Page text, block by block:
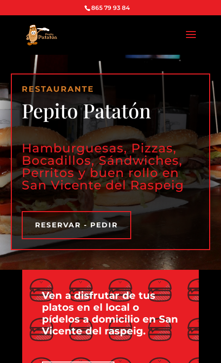
865 79 93 84
RESTAURANTE
Pepito Patatón
Hamburguesas, Pizzas,
Bocadillos, Sándwiches,
Perritos y buen rollo en
San Vicente del Raspeig
RESERVAR - PEDIR
Ven a disfrutar de tus
platos en el local o
pídelos a domicilio en San
Vicente del raspeig.